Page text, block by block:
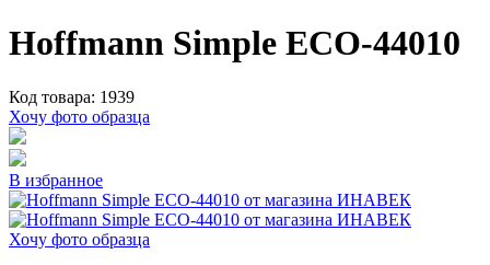
Hoffmann Simple ECO-44010
Код товара: 1939
Хочу фото образца
В избранное
Хочу фото образца